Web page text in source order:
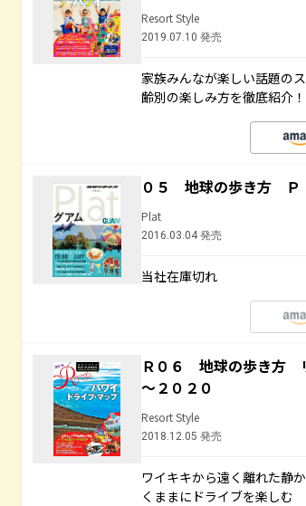
Resort Style
2019.07.10 発売
家族みんなが楽しい話題の
齢別の楽しみ方を徹底紹介！
０５ 地球の歩き方 Ｐ
Plat
2016.03.04 発売
当社在庫切れ
Ｒ０６ 地球の歩き方
～２０２０
Resort Style
2018.12.05 発売
ワイキキから遠く離れた静
くままにドライブを楽しむ